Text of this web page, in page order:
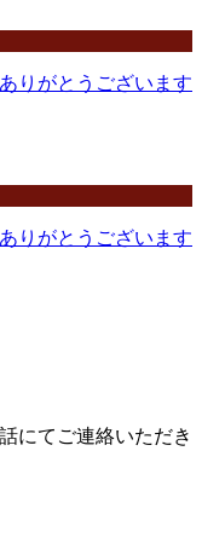
りがとうございます
りがとうございます
にてご連絡いただき